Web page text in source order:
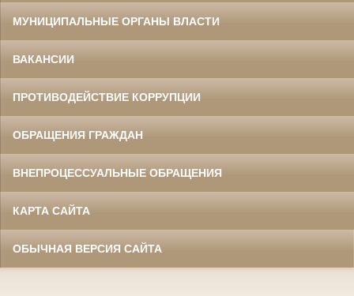
МУНИЦИПАЛЬНЫЕ ОРГАНЫ ВЛАСТИ
ВАКАНСИИ
ПРОТИВОДЕЙСТВИЕ КОРРУПЦИИ
ОБРАЩЕНИЯ ГРАЖДАН
ВНЕПРОЦЕССУАЛЬНЫЕ ОБРАЩЕНИЯ
КАРТА САЙТА
ОБЫЧНАЯ ВЕРСИЯ САЙТА